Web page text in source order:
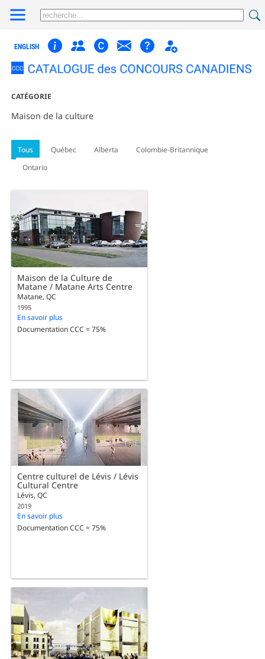
ENGLISH
CATÉGORIE
Maison de la culture
Tous Québec Alberta
Colombie-Britannique
Ontario
Maison de la Culture de
Matane / Matane Arts Centre
Matane, QC
1995
En savoir plus
Documentation CCC = 75%
Centre culturel de Lévis / Lévis
Cultural Centre
Lévis, QC
2019
En savoir plus
Documentation CCC = 75%